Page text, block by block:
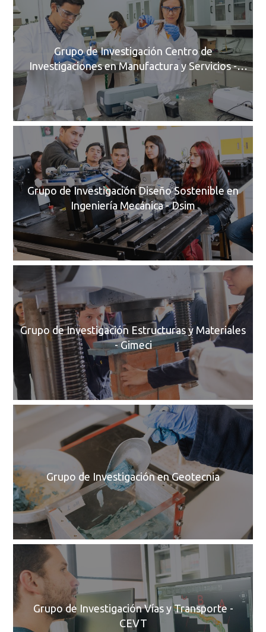
Grupo de Investigación Centro de
Investigaciones en Manufactura y Servicios -
Cimser
Grupo de Investigación Diseño Sostenible en
Ingeniería Mecánica - Dsim
Grupo de Investigación Estructuras y Materiales
- Gimeci
Grupo de Investigación en Geotecnia
Grupo de Investigación Vías y Transporte -
CEVT